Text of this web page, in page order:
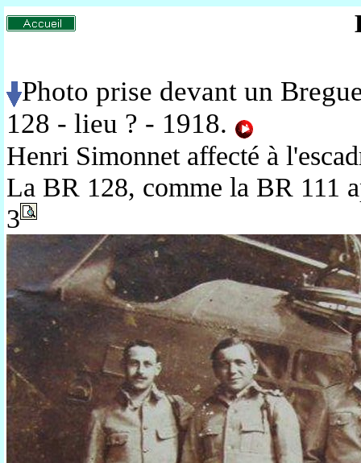
Photo prise devant un
128 - lieu ? - 1918.
Henri Simonnet affecté à
La BR 128, comme la BR 111
3